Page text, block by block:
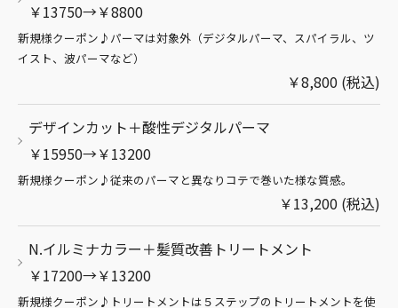
￥13750→￥8800
新規様クーポン♪パーマは対象外（デジタルパーマ、スパイラル、ツ
イスト、波パーマなど）
￥8,800 (税込)
デザインカット＋酸性デジタルパーマ
￥15950→￥13200
新規様クーポン♪従来のパーマと異なりコテで巻いた様な質感。
￥13,200 (税込)
N.イルミナカラー＋髪質改善トリートメント
￥17200→￥13200
新規様クーポン♪トリートメントは５ステップのトリートメントを使